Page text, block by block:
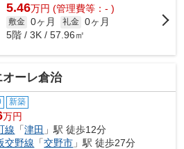
5.46万円 (管理費等：- )
敷金 0ヶ月 礼金 0ヶ月
5階 / 3K / 57.96㎡
ーレ倉治
新築
万円
線 「津田 」駅 徒歩12分
交野線 「交野市 」駅 徒歩27分